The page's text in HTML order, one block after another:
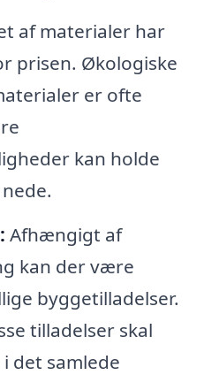
af materialer har
prisen. Økologiske
er ofte
kan holde
Afhængigt af
kan der være
byggetilladelser.
tilladelser skal
det samlede